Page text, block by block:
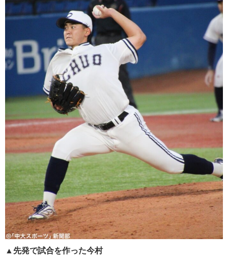
▲先発で試合を作った今村